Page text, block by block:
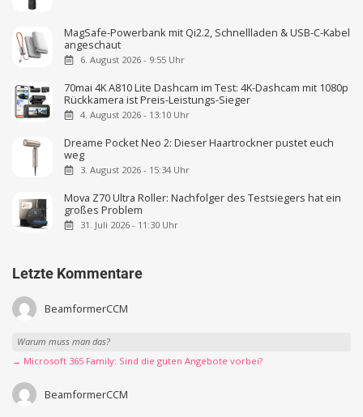
MagSafe-Powerbank mit Qi2.2, Schnellladen & USB-C-Kabel
angeschaut
6. August 2026 - 9:55 Uhr
70mai 4K A810 Lite Dashcam im Test: 4K-Dashcam mit 1080p
Rückkamera ist Preis-Leistungs-Sieger
4. August 2026 - 13:10 Uhr
Dreame Pocket Neo 2: Dieser Haartrockner pustet euch
weg
3. August 2026 - 15:34 Uhr
Mova Z70 Ultra Roller: Nachfolger des Testsiegers hat ein
großes Problem
31. Juli 2026 - 11:30 Uhr
Letzte Kommentare
BeamformerCCM
Warum muss man das?
→ Microsoft 365 Family: Sind die guten Angebote vorbei?
BeamformerCCM